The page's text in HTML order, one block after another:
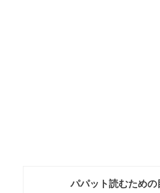
パパット読むための